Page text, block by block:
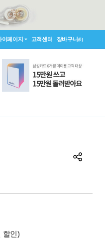
이페이지 고객센터 장바구니(0)
할인)